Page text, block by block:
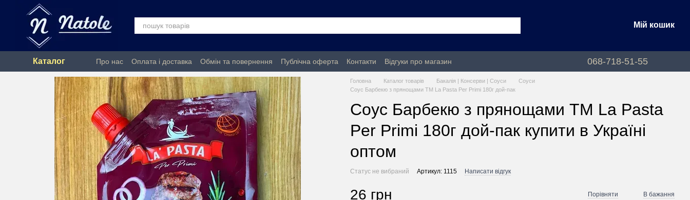
Перейти до основного контенту
Мій кошик
Каталог Про нас Оплата і доставка Обмін та повернення Публічна оферта Контакти Відгуки про магазин 068-718-51-55
Головна Каталог товарів Бакалія | Консерви | Соуси
Соуси
Соус Барбекю з прянощами ТМ La Pasta Per Primi 180г дой-пак
Соус Барбекю з прянощами ТМ La Pasta
Per Primi 180г дой-пак купити в Україні
оптом
Статус не вибраний Артикул: 1115 Написати відгук
26 грн Порівняти В бажання